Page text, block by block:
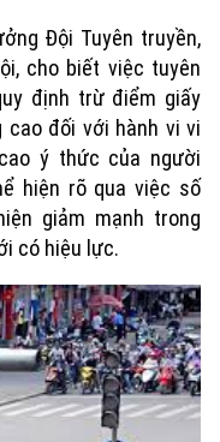
Đội Tuyên truyền,
cho biết việc tuyên
định trừ điểm giấy
cao đối với hành vi vi
ý thức của người
hiện rõ qua việc số
giảm mạnh trong
có hiệu lực.